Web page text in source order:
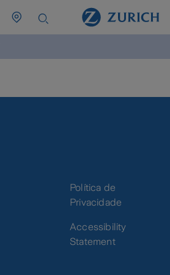
Política de
Privacidade
Accessibility
Statement